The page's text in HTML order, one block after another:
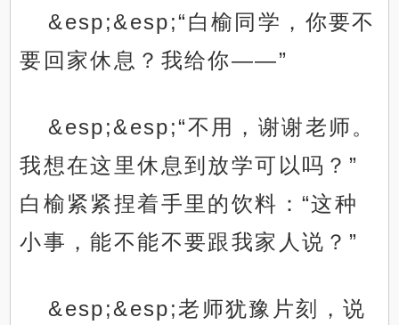
&esp;&esp;“白榆同学，你要不
要回家休息？我给你——”
&esp;&esp;“不用，谢谢老师。
我想在这里休息到放学可以吗？”
白榆紧紧捏着手里的饮料：“这种
小事，能不能不要跟我家人说？”
&esp;&esp;老师犹豫片刻，说